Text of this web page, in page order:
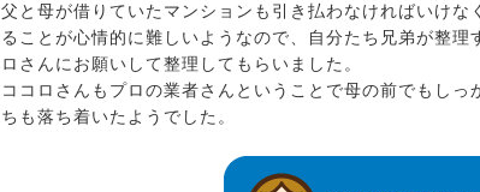
父と母が借りていたマンションも引き払わなければいけな
ることが心情的に難しいようなので、自分たち兄弟が整理
ロさんにお願いして整理してもらいました。
ココロさんもプロの業者さんということで母の前でもし
ちも落ち着いたようでした。